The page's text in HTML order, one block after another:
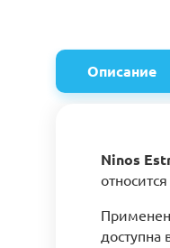
Описание
Ninos
доступна